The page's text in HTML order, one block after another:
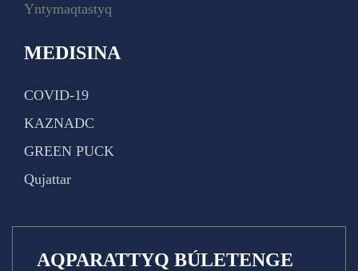
Yntymaqtastyq
MEDISINA
COVID-19
KAZNADC
GREEN PUCK
Qujattar
AQPARATTYQ BÚLETENGE